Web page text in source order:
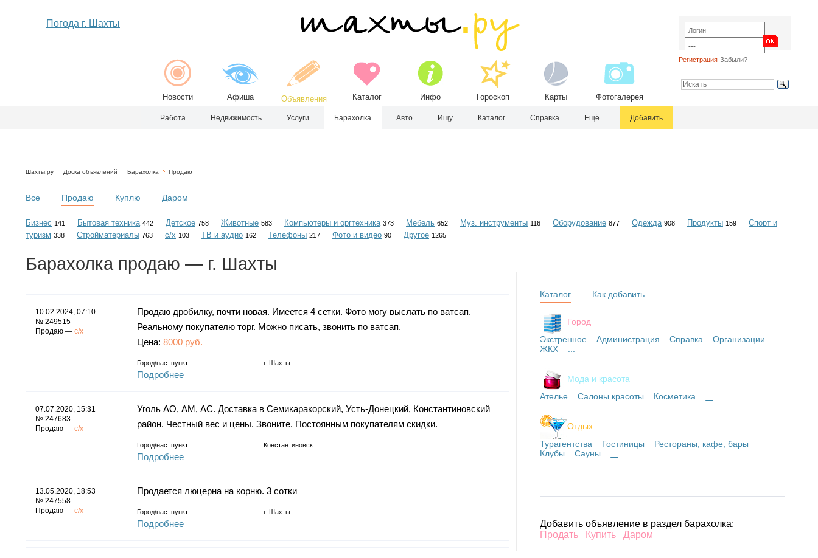
Погода г. Шахты
Новости Афиша Объявления Каталог Инфо Гороскоп Карты Фотогалерея
Регистрация Забыли?
Работа Недвижимость Услуги Барахолка Авто Ищу Каталог Справка Ещё... Добавить
Шахты.ру Доска объявлений Барахолка Продаю
Все Продаю Куплю Даром
Бизнес 141 Бытовая техника 442 Детское 758 Животные 583 Компьютеры и оргтехника 373 Мебель 652 Муз. инструменты 116 Оборудование 877 Одежда 908 Продукты 159
Спорт и
туризм 338 Стройматериалы 763 с/х 103 ТВ и аудио 162 Телефоны 217 Фото и видео 90 Другое 1265
Барахолка продаю — г. Шахты
10.02.2024, 07:10
№ 249515
Продаю — с/х
Продаю дробилку, почти новая. Имеется 4 сетки. Фото могу выслать по ватсап.
Реальному покупателю торг. Можно писать, звонить по ватсап.
Цена: 8000 руб.
Город/нас. пункт: г. Шахты
Подробнее
07.07.2020, 15:31
№ 247683
Продаю — с/х
Уголь АО, АМ, АС. Доставка в Семикаракорский, Усть-Донецкий, Константиновский
район. Честный вес и цены. Звоните. Постоянным покупателям скидки.
Город/нас. пункт: Константиновск
Подробнее
13.05.2020, 18:53
№ 247558
Продаю — с/х
Продается люцерна на корню. 3 сотки
Город/нас. пункт: г. Шахты
Подробнее
Каталог
Город
Экстренное
Администрация Справка
Организации
ЖКХ
Мода и красота
Ателье
Салоны красоты Косметика
Отдых
Турагентства
Гостиницы
Рестораны, кафе, бары
Клубы
Сауны
Как добавить
Добавить объявление в раздел барахолка:
Продать
Купить Даром